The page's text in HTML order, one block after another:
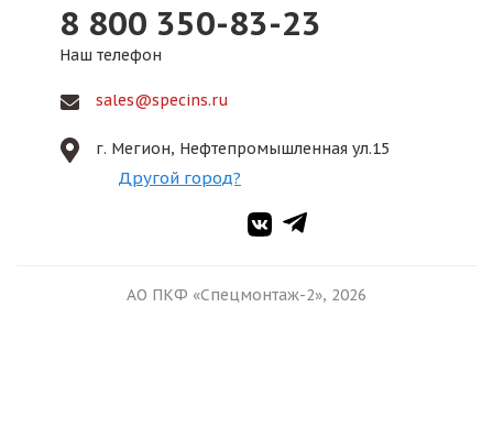
8 800 350-83-23
Наш телефон
sales@specins.ru
г. Мегион, Нефтепромышленная ул.15
Другой город?
АО ПКФ «Спецмонтаж-2», 2026